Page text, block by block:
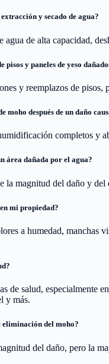
y secado de agua?
de alta capacidad,
pisos y paneles de yeso
y reemplazos de
moho después de un daño
completos y
área dañada por el agua?
la magnitud del daño y
mi propiedad?
a humedad, manchas
de salud, especialmente
y más.
eliminación del moho?
del daño, pero la